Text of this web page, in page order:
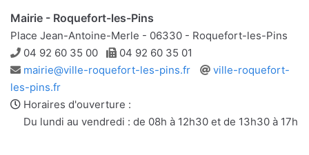
Mairie - Roquefort-les-Pins
Place Jean-Antoine-Merle - 06330 - Roquefort-les-Pins
Téléphone
04 92 60 35 00 Télécopie
04 92 60 35 01
Adresse
e-
mail
mairie@ville-roquefort-les-pins.fr
Site
ville-roquefort-
les-pins.fr
Horaires d'ouverture :
Du lundi au vendredi : de 08h à 12h30 et de 13h30 à 17h